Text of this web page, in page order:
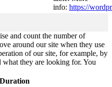
info: https://
and count the number of
around our site when they use
of our site, for example, by
what they are looking for. You
Duration